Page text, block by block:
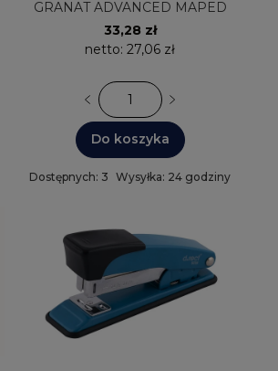
GRANAT ADVANCED MAPED
33,28 zł
netto: 27,06 zł
Do koszyka
Dostępnych: 3 Wysyłka: 24 godziny